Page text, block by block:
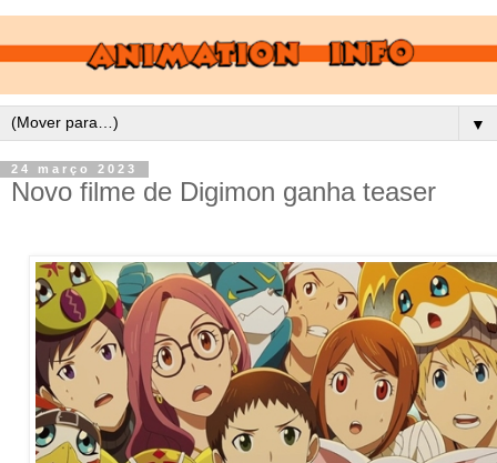
▼
24 março 2023
Novo filme de Digimon ganha teaser